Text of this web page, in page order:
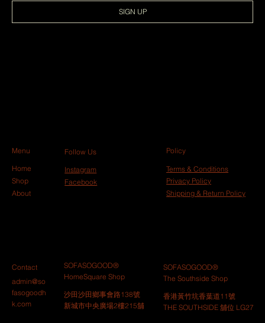
SIGN UP
Contact
admin@so
fasogoodh
k.com
SOFASOGOOD®
The Southside Shop
香港黃竹坑香葉道11號 ​
THE SOUTHSIDE 舖位 LG27
SOFASOGOOD®
HomeSquare Shop
沙田沙田鄉事會路138號
新城市中央廣場2樓215舖
Menu
Home
Shop
About
Follow Us
Instagram
Facebook
Policy
Terms & Conditions
Privacy Policy
Shipping & Return Policy